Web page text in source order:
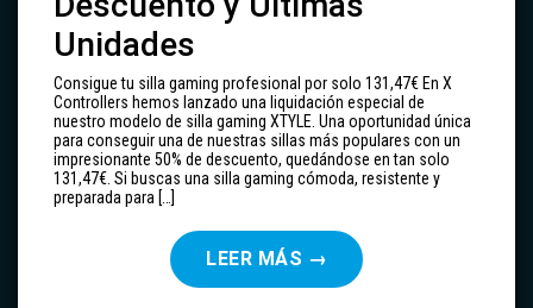
Unidades
Consigue tu silla gaming profesional por solo 131,47€ En X
Controllers hemos lanzado una liquidación especial de
nuestro modelo de silla gaming XTYLE. Una oportunidad única
para conseguir una de nuestras sillas más populares con un
impresionante 50% de descuento, quedándose en tan solo
131,47€. Si buscas una silla gaming cómoda, resistente y
preparada para […]
LEER MÁS →